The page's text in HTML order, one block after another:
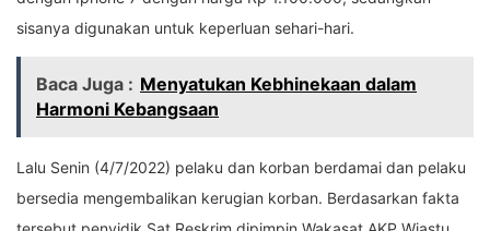
sisanya digunakan untuk keperluan sehari-hari.
Baca Juga : Menyatukan Kebhinekaan dalam
Harmoni Kebangsaan
Lalu Senin (4/7/2022) pelaku dan korban berdamai dan pelaku
bersedia mengembalikan kerugian korban. Berdasarkan fakta